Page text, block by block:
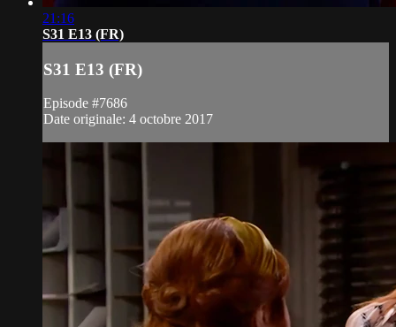
21:16
S31 E13 (FR)
S31 E13 (FR)
Episode #7686
Date originale: 4 octobre 2017